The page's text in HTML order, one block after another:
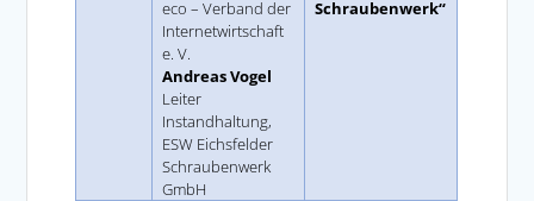
eco – Verband der
Internetwirtschaft
e. V.
Andreas Vogel
Leiter
Instandhaltung,
ESW Eichsfelder
Schraubenwerk
GmbH
Schraubenwerk“